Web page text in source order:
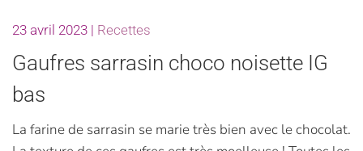
23 avril 2023 | Recettes
Gaufres sarrasin choco noisette IG
bas
La farine de sarrasin se marie très bien avec le chocolat.